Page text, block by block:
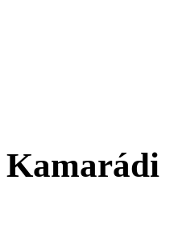
Kamarádi